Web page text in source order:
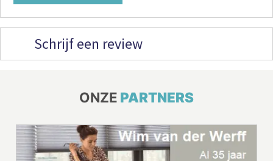
Schrijf een review
ONZE PARTNERS